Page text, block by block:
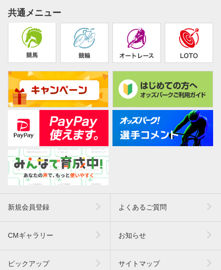
共通メニュー
新規会員登録 よくあるご質問
CMギャラリー お知らせ
ピックアップ サイトマップ